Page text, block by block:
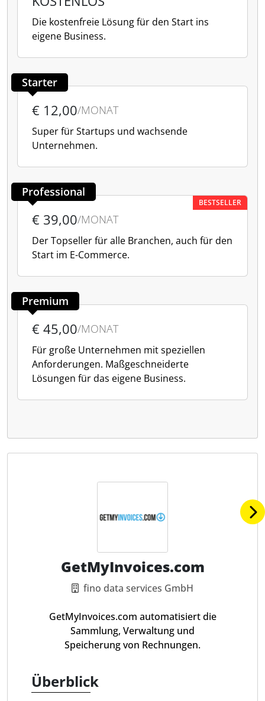
Die kostenfreie Lösung für den Start ins
eigene Business.
Starter
€ 12,00/MONAT
Super für Startups und wachsende
Unternehmen.
Professional
BESTSELLER
€ 39,00/MONAT
Der Topseller für alle Branchen, auch für den
Start im E-Commerce.
Premium
€ 45,00/MONAT
Für große Unternehmen mit speziellen
Anforderungen. Maßgeschneiderte
Lösungen für das eigene Business.
GetMyInvoices.com
fino data services GmbH
GetMyInvoices.com automatisiert die
Sammlung, Verwaltung und
Speicherung von Rechnungen.
Überblick